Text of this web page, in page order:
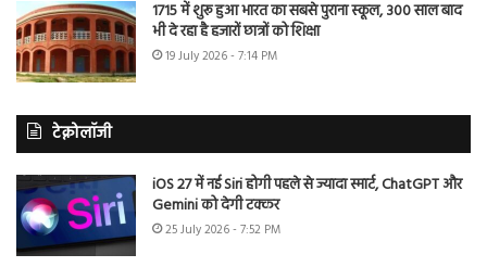
1715 में शुरू हुआ भारत का सबसे पुराना स्कूल, 300 साल बाद
भी दे रहा है हजारों छात्रों को शिक्षा
19 July 2026 - 7:14 PM
टेक्नोलॉजी
iOS 27 में नई Siri होगी पहले से ज्यादा स्मार्ट, ChatGPT और
Gemini को देगी टक्कर
25 July 2026 - 7:52 PM